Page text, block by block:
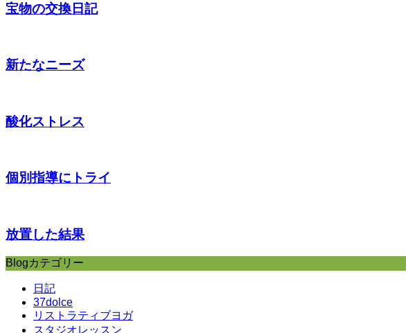
宝物の交換日記
新たなニーズ
酸化ストレス
個別指導にトライ
放置した結果
Blogカテゴリー
日記
37dolce
リストラティブヨガ
スタジオレッスン